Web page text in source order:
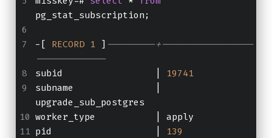
pg_stat_subscription;
-[ RECORD 1 ] ---------+-----------------
-------------
subid                 |
19741
subname               |
upgrade_sub_postgres
worker_type           | apply
pid                   |
139